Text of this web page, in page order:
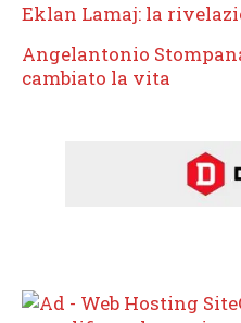
Eklan Lamaj: la
Angelantonio
cambiato la vita